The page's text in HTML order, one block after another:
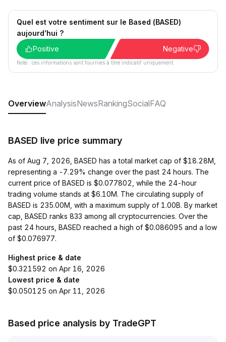
Quel est votre sentiment sur le Based (BASED)
aujourd’hui ?
Positive
Negative
Note : ces informations sont fournies à titre indicatif uniquement.
OverviewAnalysisNewsRankingSocialFAQ
BASED live price summary
As of Aug 7, 2026, BASED has a total market cap of $18.28M,
representing a -7.29% change over the past 24 hours. The
current price of BASED is $0.077802, while the 24-hour
trading volume stands at $6.10M. The circulating supply of
BASED is 235.00M, with a maximum supply of 1.00B. By market
cap, BASED ranks 833 among all cryptocurrencies. Over the
past 24 hours, BASED reached a high of $0.086095 and a low
of $0.076977.
Highest price & date
$0.321592 on Apr 16, 2026
Lowest price & date
$0.050125 on Apr 11, 2026
Based price analysis by TradeGPT